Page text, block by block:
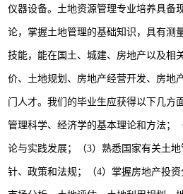
仪器设备。土地资源管理专业培养具备
论，掌握土地管理的基础知识，具有测
技能，能在国土、城建、房地产以及相
价、土地规划、房地产经营开发、房地
门人才。我们的毕业生应获得以下几方
管理科学、经济学的基本理论和方法；
论与实践发展；（3）熟悉国家有关土
针、政策和法规；（4）掌握房地产投